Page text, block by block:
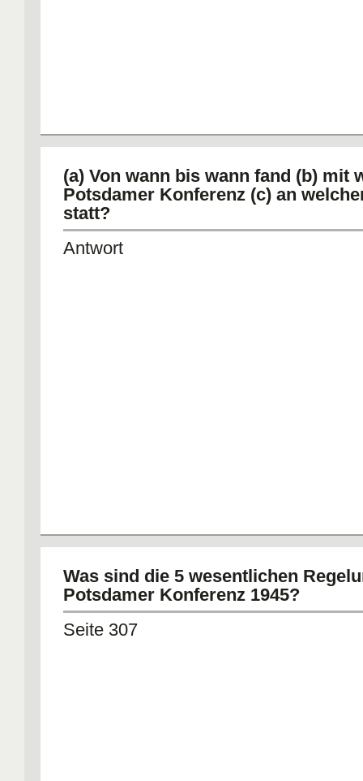
(a) Von wann bis wann fand (b) mit
Potsdamer Konferenz (c) an
statt?
Antwort
Was sind die 5 wesentlichen
Potsdamer Konferenz 1945?
Seite 307